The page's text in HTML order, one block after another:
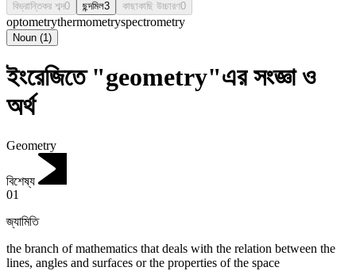
বিভ্রান্তিকর শব্দ0 ছন্দমিল3 কাছাকাছি উচ্চারণ0
optometrythermometryspectrometry
Noun (1)
ইংরেজিতে "geometry"এর সংজ্ঞা ও
অর্থ
Geometry
বিশেষ্য
01
জ্যামিতি
the branch of mathematics that deals with the relation between the
lines, angles and surfaces or the properties of the space